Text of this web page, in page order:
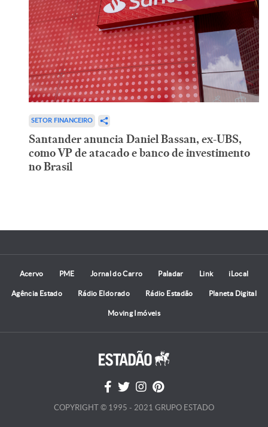
SETOR FINANCEIRO
Santander anuncia Daniel Bassan, ex-UBS,
como VP de atacado e banco de investimento
no Brasil
Acervo PME Jornal do Carro Paladar Link iLocal
Agência Estado Rádio Eldorado Rádio Estadão Planeta Digital
Moving Imóveis
COPYRIGHT © 1995 - 2021 GRUPO ESTADO